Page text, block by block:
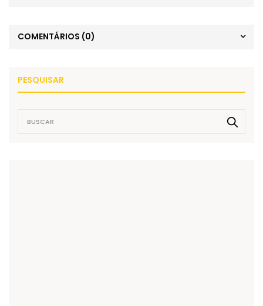
COMENTÁRIOS (0)
PESQUISAR